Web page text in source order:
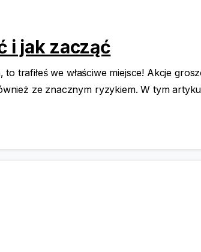
i jak zacząć
trafiłeś we właściwe miejsce! Akcje
ze znacznym ryzykiem. W tym